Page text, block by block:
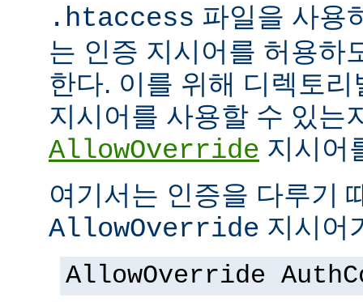
.htaccess 파일을 사용
는 인증 지시어를 허용하
한다. 이를 위해 디렉토
지시어를 사용할 수 있는
AllowOverride 지시어
여기서는 인증을 다루기
AllowOverride 지시어
AllowOverride